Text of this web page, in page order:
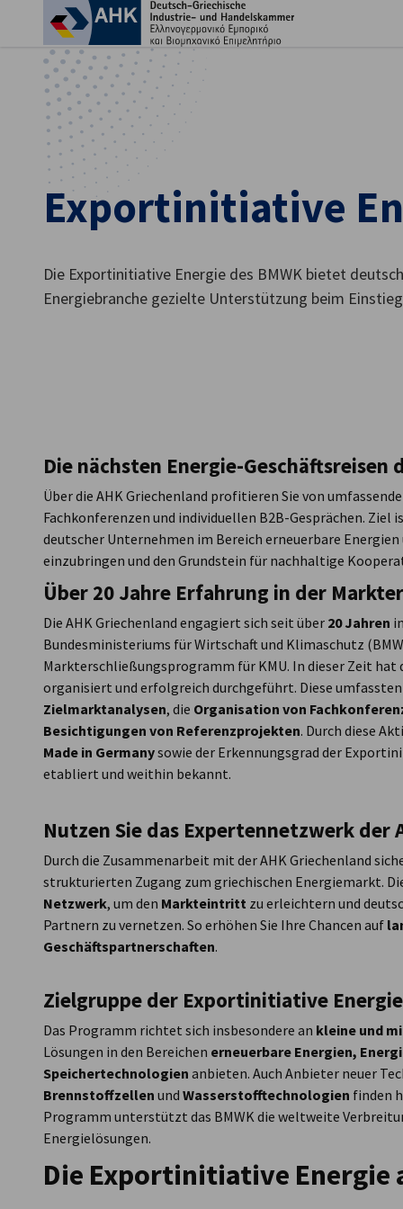
Exportinitiative
Die Exportinitiative Energie des BMWK bietet
Energiebranche gezielte Unterstützung beim
Die nächsten Energie-Geschäftsreisen
Über die AHK Griechenland profitieren Sie von
Fachkonferenzen und individuellen B2B-Gesprächen. Ziel
deutscher Unternehmen im Bereich erneuerbare
einzubringen und den Grundstein für nachhaltige
Über 20 Jahre Erfahrung in der
Die AHK Griechenland engagiert sich seit über 20 Jahren
Bundesministeriums für Wirtschaft und Klimaschutz
Markterschließungsprogramm für KMU. In dieser Zeit hat
organisiert und erfolgreich durchgeführt. Diese
Zielmarktanalysen, die Organisation von
Besichtigungen von Referenzprojekten. Durch diese
Made in Germanysowie der Erkennungsgrad der
etabliert und weithin bekannt.
Nutzen Sie das Expertennetzwerk der
Durch die Zusammenarbeit mit der AHK Griechenland
strukturierten Zugang zum griechischen Energiemarkt.
Netzwerk, um den Markteintritt zu erleichtern und
Partnern zu vernetzen. So erhöhen Sie Ihre Chancen auf
Geschäftspartnerschaften.
Zielgruppe der Exportinitiative Energie
Das Programm richtet sich insbesondere an kleine und
Lösungen in den Bereichen erneuerbare Energien,
Speichertechnologien anbieten. Auch Anbieter neuer
Brennstoffzellen und Wasserstofftechnologien finden
Programm unterstützt das BMWK die weltweite
Energielösungen.
Die Exportinitiative Energie